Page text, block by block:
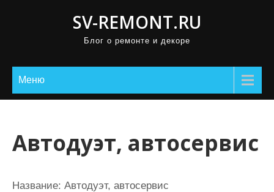
SV-REMONT.RU
Блог о ремонте и декоре
Меню
Автодуэт, автосервис
Название: Автодуэт, автосервис